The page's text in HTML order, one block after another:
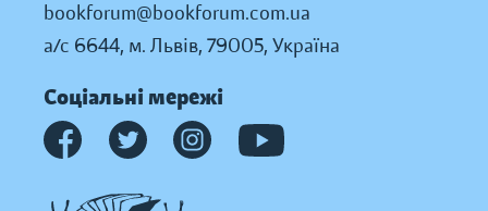
bookforum@bookforum.com.ua
а/с 6644, м. Львів, 79005, Україна
Соціальні мережі